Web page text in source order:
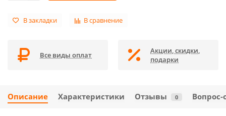
В закладки В сравнение
Все виды оплат
Акции, скидки,
подарки
Описание Характеристики Отзывы 0 Вопрос-